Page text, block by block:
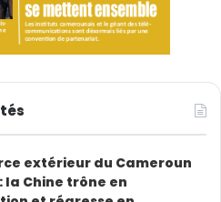
extérieur du Cameroun
la Chine trône en